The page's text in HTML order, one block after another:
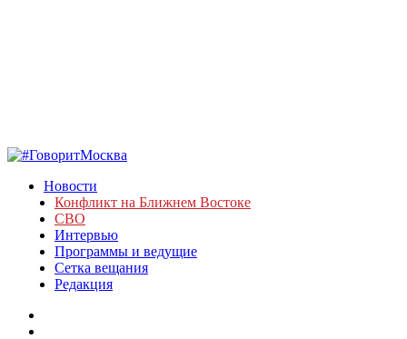
Новости
Конфликт на Ближнем Востоке
СВО
Интервью
Программы и ведущие
Сетка вещания
Редакция